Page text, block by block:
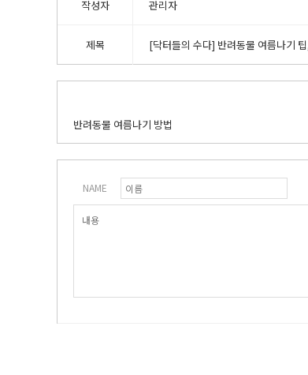
작성자 관리자
제목 [닥터들의 수다] 반려동물 여름나기
반려동물 여름나기 방법
NAME